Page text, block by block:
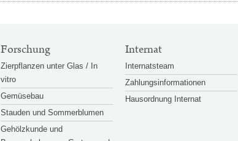
Forschung
Zierpflanzen unter Glas / In
vitro
Gemüsebau
Stauden und Sommerblumen
Gehölzkunde und
Internat
Internatsteam
Zahlungsinformationen
Hausordnung Internat